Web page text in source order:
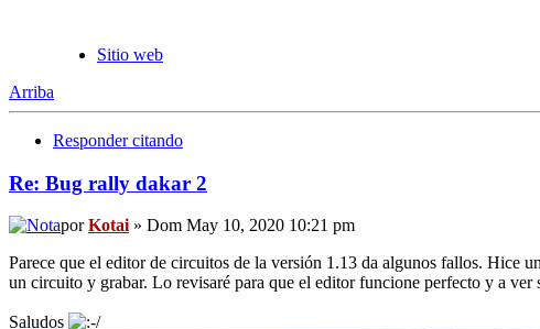
Sitio web
Arriba
Responder citando
Re: Bug rally dakar 2
porKotai» Dom May 10, 2020 10:21 pm
Parece que el editor de circuitos de la versión 1.13 da algunos fallos. Hice
un circuito y grabar. Lo revisaré para que el editor funcione perfecto y a ver
Saludos